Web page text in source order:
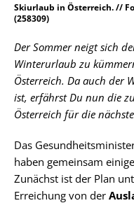
Skiurlaub in Österreich. //
(258309)
Der Sommer neigt sich
Winterurlaub zu
Österreich. Da auch der
ist, erfährst Du nun die
Österreich für die
Das
haben gemeinsam
Zunächst ist der Plan
Erreichung von der